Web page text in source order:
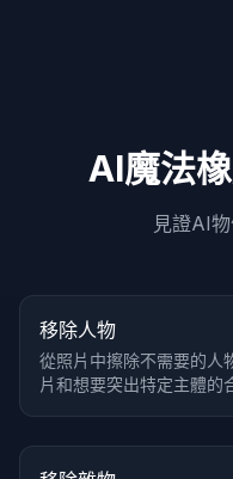
AI魔法
見證AI
移除人物
從照片中擦除不需要的人
片和想要突出特定主體的
處理前